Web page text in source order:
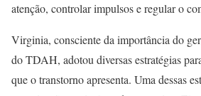
atenção, controlar impulsos e regular o
Virginia, consciente da importância do
do TDAH, adotou diversas estratégias
que o transtorno apresenta. Uma dessas